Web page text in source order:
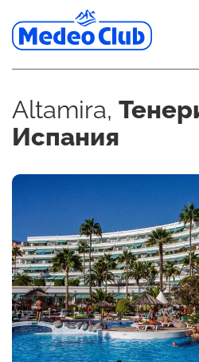
Altamira,
Испания